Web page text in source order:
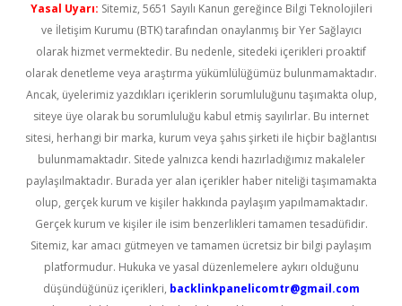
Yasal Uyarı: Sitemiz, 5651 Sayılı Kanun gereğince Bilgi Teknolojileri
ve İletişim Kurumu (BTK) tarafından onaylanmış bir Yer Sağlayıcı
olarak hizmet vermektedir. Bu nedenle, sitedeki içerikleri proaktif
olarak denetleme veya araştırma yükümlülüğümüz bulunmamaktadır.
Ancak, üyelerimiz yazdıkları içeriklerin sorumluluğunu taşımakta olup,
siteye üye olarak bu sorumluluğu kabul etmiş sayılırlar. Bu internet
sitesi, herhangi bir marka, kurum veya şahıs şirketi ile hiçbir bağlantısı
bulunmamaktadır. Sitede yalnızca kendi hazırladığımız makaleler
paylaşılmaktadır. Burada yer alan içerikler haber niteliği taşımamakta
olup, gerçek kurum ve kişiler hakkında paylaşım yapılmamaktadır.
Gerçek kurum ve kişiler ile isim benzerlikleri tamamen tesadüfidir.
Sitemiz, kar amacı gütmeyen ve tamamen ücretsiz bir bilgi paylaşım
platformudur. Hukuka ve yasal düzenlemelere aykırı olduğunu
düşündüğünüz içerikleri, backlinkpanelicomtr@gmail.com